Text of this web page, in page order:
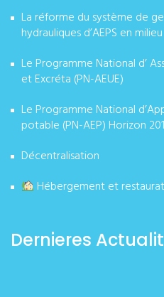
La réforme du système de
hydrauliques d’AEPS en
Le Programme National d’
et Excréta (PN-AEUE)
Le Programme National
potable (PN-AEP) Horizon
Décentralisation
Hébergement et
Dernieres